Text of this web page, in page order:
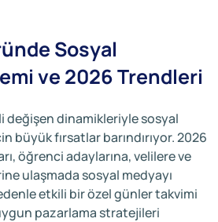
Sosyal
ve 2026 Trendleri
değişen dinamikleriyle sosyal
büyük fırsatlar barındırıyor. 2026
öğrenci adaylarına, velilere ve
ulaşmada sosyal medyayı
etkili bir özel günler takvimi
pazarlama stratejileri